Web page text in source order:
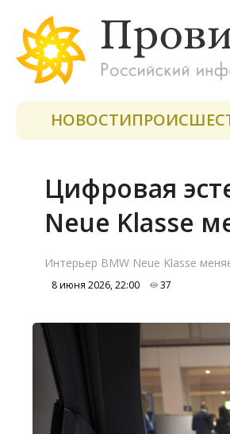
НОВОСТИ
Цифровая
Neue Klasse
Интерьер BMW Neue Klasse
8 июня 2026, 22:00 37